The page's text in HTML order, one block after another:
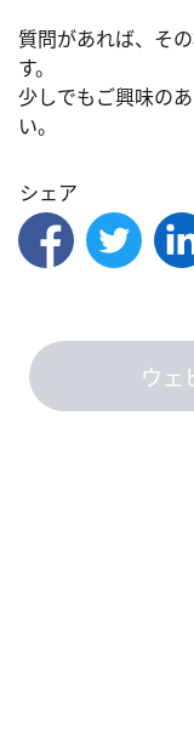
質問があれば、そ
す。
少しでもご興味の
シェア
ウェ